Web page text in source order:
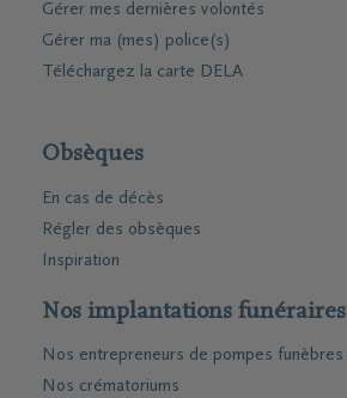
Gérer mes dernières volontés
Gérer ma (mes) police(s)
Téléchargez la carte DELA
Obsèques
En cas de décès
Régler des obsèques
Inspiration
Nos implantations funéraires
Nos entrepreneurs de pompes funèbres
Nos crématoriums